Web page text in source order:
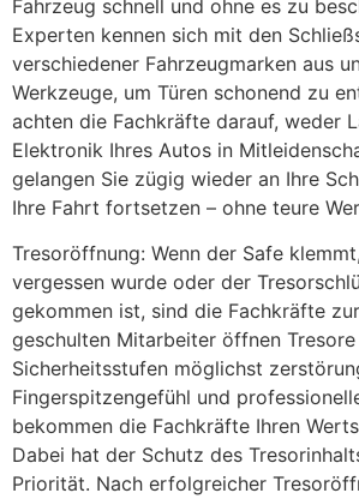
Fahrzeug schnell und ohne es zu
Experten kennen sich mit den
verschiedener Fahrzeugmarken aus
Werkzeuge, um Türen schonend zu
achten die Fachkräfte darauf, weder
Elektronik Ihres Autos in
gelangen Sie zügig wieder an Ihre
Ihre Fahrt fortsetzen – ohne teure
Tresoröffnung: Wenn der Safe
vergessen wurde oder der
gekommen ist, sind die Fachkräfte
geschulten Mitarbeiter öffnen
Sicherheitsstufen möglichst
Fingerspitzengefühl und
bekommen die Fachkräfte Ihren
Dabei hat der Schutz des
Priorität. Nach erfolgreicher